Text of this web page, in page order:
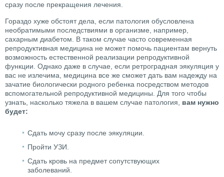
сразу после прекращения лечения.
Гораздо хуже обстоят дела, если патология обусловлена
необратимыми последствиями в организме, например,
сахарным диабетом. В таком случае часто современная
репродуктивная медицина не может помочь пациентам вернуть
возможность естественной реализации репродуктивной
функции. Однако даже в случае, если ретроградная эякуляция у
вас не излечима, медицина все же сможет дать вам надежду на
зачатие биологически родного ребенка посредством методов
вспомогательной репродуктивной медицины. Для того чтобы
узнать, насколько тяжела в вашем случае патология, вам нужно
будет:
Сдать мочу сразу после эякуляции.
Пройти УЗИ.
Сдать кровь на предмет сопутствующих
заболеваний.